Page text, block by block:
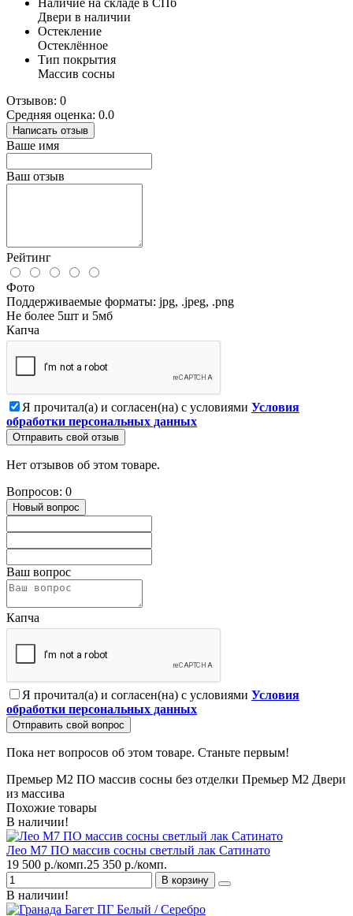
Наличие на складе в СПб
Двери в наличии
Остекление
Остеклённое
Тип покрытия
Массив сосны
Отзывов: 0
Средняя оценка: 0.0
Написать отзыв
Ваше имя
Ваш отзыв
Рейтинг
Фото
Поддерживаемые форматы: jpg, .jpeg, .png
Не более 5шт и 5мб
Капча
Я прочитал(а) и согласен(на) с условиями Условия
обработки персональных данных
Отправить свой отзыв
Нет отзывов об этом товаре.
Вопросов: 0
Новый вопрос
Ваш вопрос
Капча
Я прочитал(а) и согласен(на) с условиями Условия
обработки персональных данных
Отправить свой вопрос
Пока нет вопросов об этом товаре. Станьте первым!
Премьер М2 ПО массив сосны без отделки Премьер М2 Двери
из массива
Похожие товары
В наличии!
Лео М7 ПО массив сосны светлый лак Сатинато
19 500 р./комп.25 350 р./комп.
В корзину
В наличии!